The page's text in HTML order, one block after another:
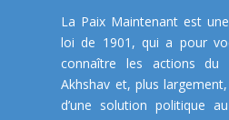
La Paix Maintenant est
loi de 1901, qui a pour
connaître les actions du
Akhshav et, plus
d’une solution politique